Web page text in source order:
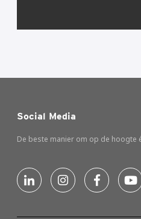
Social Media
De beste manier om op de hoogte